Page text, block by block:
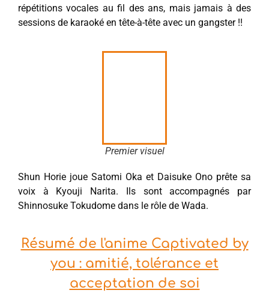
répétitions vocales au fil des ans, mais jamais à des
sessions de karaoké en tête-à-tête avec un gangster !!
Premier visuel
Shun Horie joue Satomi Oka et Daisuke Ono prête sa
voix à Kyouji Narita. Ils sont accompagnés par
Shinnosuke Tokudome dans le rôle de Wada.
Résumé de l'anime Captivated by
you : amitié, tolérance et
acceptation de soi